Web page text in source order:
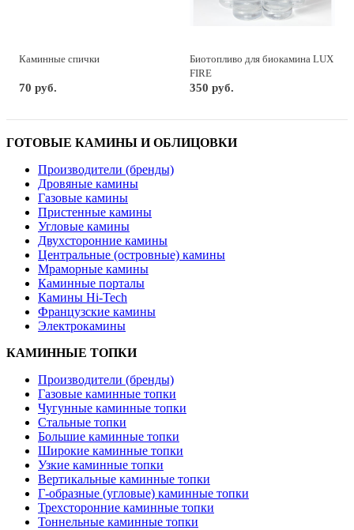
Каминные спички
70 руб.
Биотопливо для биокамина LUX
FIRE
350 руб.
ГОТОВЫЕ КАМИНЫ И ОБЛИЦОВКИ
Производители (бренды)
Дровяные камины
Газовые камины
Пристенные камины
Угловые камины
Двухсторонние камины
Центральные (островные) камины
Мраморные камины
Каминные порталы
Камины Hi-Tech
Французские камины
Электрокамины
КАМИННЫЕ ТОПКИ
Производители (бренды)
Газовые каминные топки
Чугунные каминные топки
Стальные топки
Большие каминные топки
Широкие каминные топки
Узкие каминные топки
Вертикальные каминные топки
Г-образные (угловые) каминные топки
Трехсторонние каминные топки
Тоннельные каминные топки